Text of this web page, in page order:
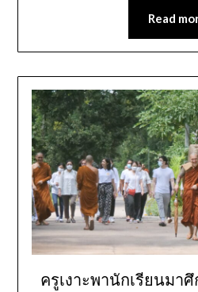
Read
ครูเงาะพานักเรียนมา